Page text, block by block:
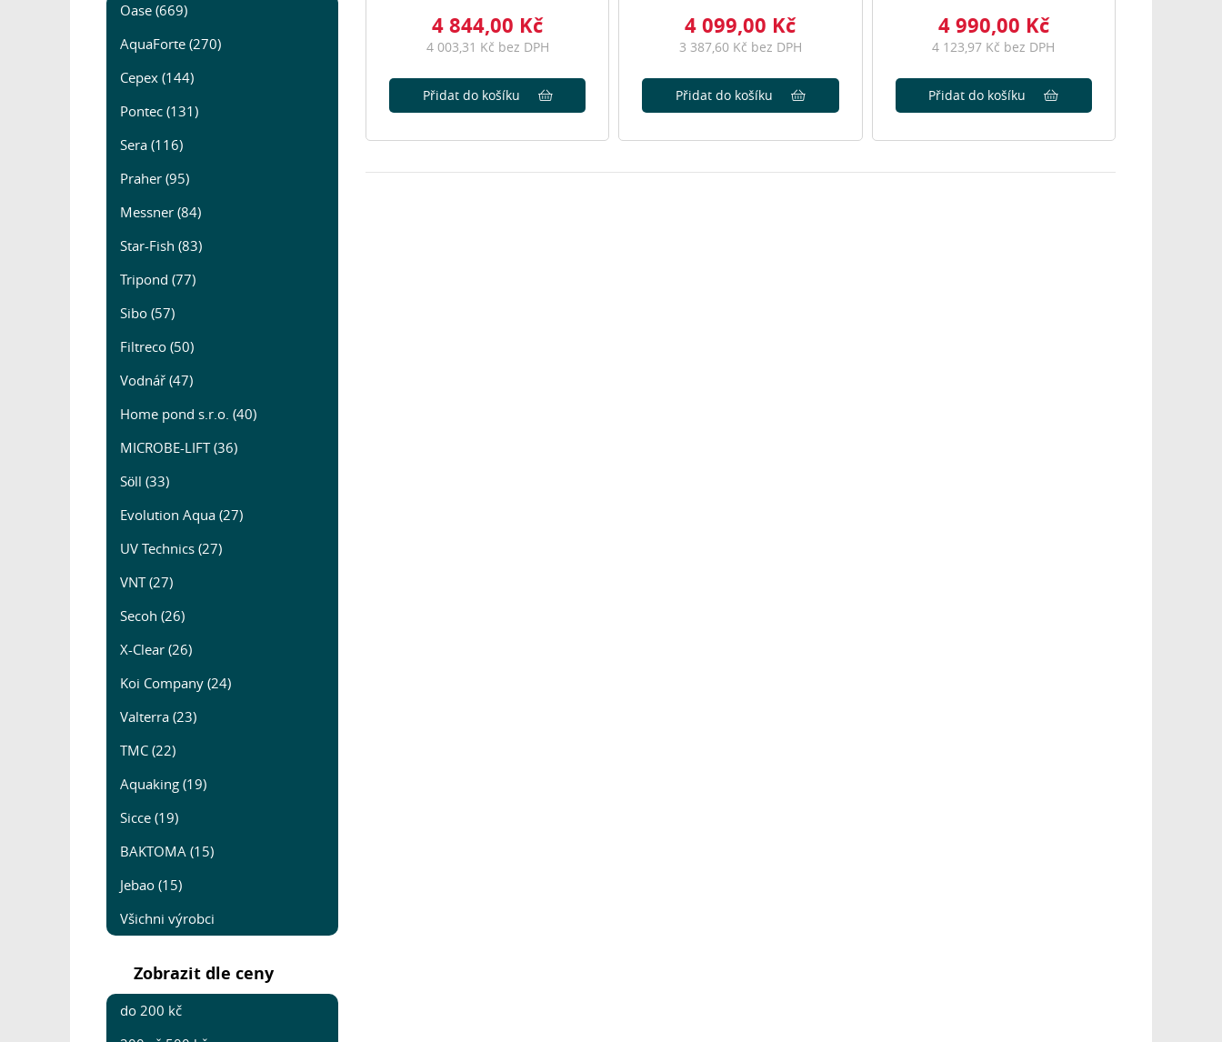
Oase (669)
AquaForte (270)
Cepex (144)
Pontec (131)
Sera (116)
Praher (95)
Messner (84)
Star-Fish (83)
Tripond (77)
Sibo (57)
Filtreco (50)
Vodnář (47)
Home pond s.r.o. (40)
MICROBE-LIFT (36)
Söll (33)
Evolution Aqua (27)
UV Technics (27)
VNT (27)
Secoh (26)
X-Clear (26)
Koi Company (24)
Valterra (23)
TMC (22)
Aquaking (19)
Sicce (19)
BAKTOMA (15)
Jebao (15)
Všichni výrobci
Zobrazit dle ceny
do 200 kč
4 844,00 Kč
4 003,31 Kč bez DPH
Přidat do košíku
4 099,00 Kč
3 387,60 Kč bez DPH
Přidat do košíku
4 990,00 Kč
4 123,97 Kč bez DPH
Přidat do košíku